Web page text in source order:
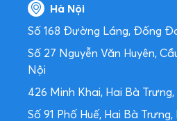
Hà Nội
Số 168 Đường Láng, Đống
Số 27 Nguyễn Văn Huyên,
Nội
426 Minh Khai, Hai Bà
Số 91 Phố Huế, Hai Bà